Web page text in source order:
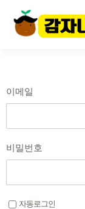
이메일
비밀번호
자동로그인